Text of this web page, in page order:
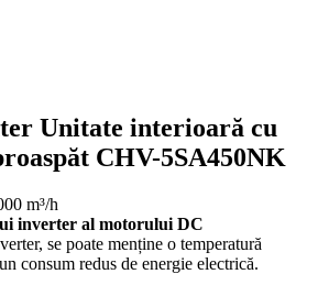
Unitate interioară cu
CHV-5SA450NK
m³/h
inverter al motorului DC
se poate menține o temperatură
consum redus de energie electrică.